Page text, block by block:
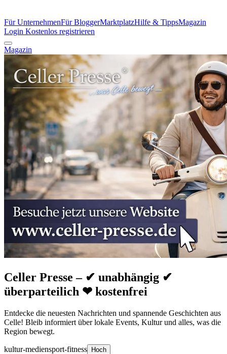
Für UnternehmenFür BloggerMarktplatzHilfe & TippsMagazin
Login Kostenlos registrieren
Magazin
Celler Presse – ✔ unabhängig ✔
überparteilich ❤ kostenfrei
Entdecke die neuesten Nachrichten und spannende Geschichten aus
Celle! Bleib informiert über lokale Events, Kultur und alles, was die
Region bewegt.
kultur-mediensport-fitness Hoch